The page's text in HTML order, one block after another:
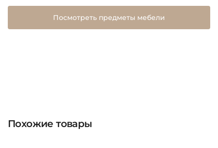
Посмотреть предметы мебели
Похожие товары